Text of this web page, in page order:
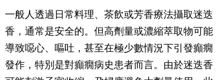
一般人透過日常料理、茶飲或芳香療法攝取迷迭
香，通常是安全的。但高劑量或濃縮萃取物可能
導致噁心、嘔吐，甚至在極少數情況下引發癲癇
發作，特別是對癲癇病史患者而言。由於迷迭香